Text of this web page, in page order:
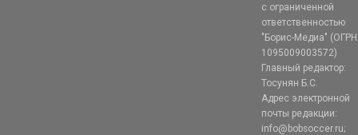
с ограниченной
ответственностью
"Борис-Медиа" (ОГРН
1095009003572)
Главный редактор:
Тосунян Б.С.
Адрес электронной
почты редакции:
info@bobsoccer.ru;